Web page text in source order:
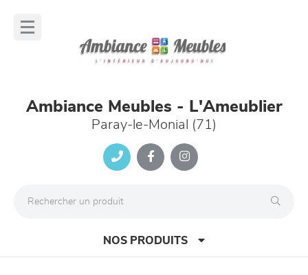
Ambiance Meubles - L'Ameublier
Paray-le-Monial (71)
NOS PRODUITS